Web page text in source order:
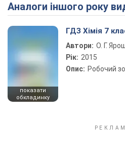
Аналоги іншого року
показати
обкладинку
ГДЗ Хімія 7
Автори: О. Г.
Рік: 2015
Опис: Робочий